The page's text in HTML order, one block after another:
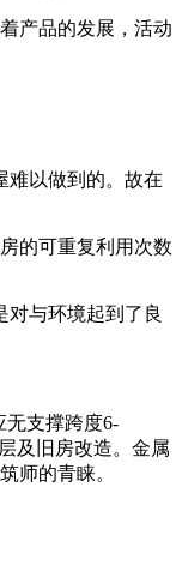
产品的发展，活动
难以做到的。故在
的可重复利用次数
对与环境起到了良
无支撑跨度6-
及旧房改造。金属
师的青睐。